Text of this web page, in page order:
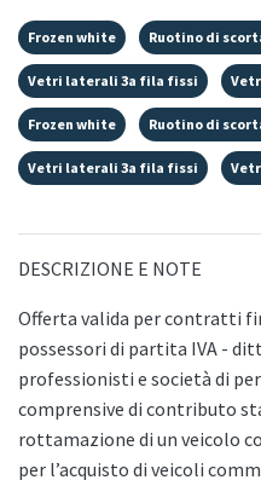
Frozen white Ruotino di
Vetri laterali 3a fila fissi
Frozen white Ruotino di
Vetri laterali 3a fila fissi
DESCRIZIONE E NOTE
Offerta valida per contratti
possessori di partita IVA -
professionisti e società di
comprensive di contributo
rottamazione di un veicolo
per l’acquisto di veicoli